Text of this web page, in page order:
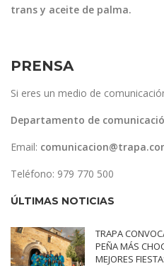
trans y aceite de palma.
PRENSA
Si eres un medio de
Departamento de
Email:
Teléfono: 979 770 500
ÚLTIMAS NOTICIAS
TRAPA
PEÑA MÁS
MEJORES